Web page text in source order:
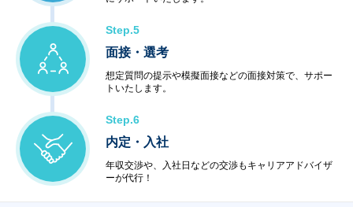
Step.5
面接・選考
想定質問の提示や模擬面接などの面接対策で、サポー
トいたします。
Step.6
内定・入社
年収交渉や、入社日などの交渉もキャリアアドバイザ
ーが代行！